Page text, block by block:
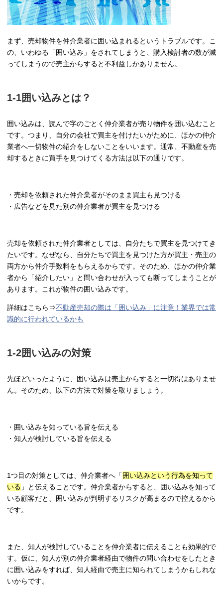
まず、売却物件を仲介業者に囲い込まれるというトラブルです。こ
の、いわゆる「囲い込み」をされてしまうと、購入検討者の数が減
ってしまうので売主からすると不利益しかありません。
1-1囲い込みとは？
囲い込みは、読んで字のごとく仲介業者が売り物件を囲い込むこと
です。つまり、自分の会社で買主を付けたいがために、ほかの仲介
業者へ一切物件の紹介をしないことをいいます。通常、不動産を売
却するときに買手を見つけてくる方法は以下の通りです。
・売却を依頼された仲介業者がそのまま買主も見つける
・広告などを見た別の仲介業者が買主を見つける
売却を依頼された仲介業者としては、自分たちで買主を見つけてき
たいです。なぜなら、自分たちで買主を見つけた方が買主・売主の
両方から仲介手数料をもらえるからです。そのため、ほかの仲介業
者から「紹介したい」と問い合わせが入っても断ってしまうことが
あります。これが物件の囲い込みです。
詳細はこちら⇒不動産売却の際は「囲い込み」に注意！業界では常
識的に行われているかも
1-2囲い込みの対策
先ほどいったように、囲い込みは売主からすると一切得はありませ
ん。そのため、以下の方法で対策を取りましょう。
・囲い込みを知っている旨を伝える
・知人が検討している旨を伝える
1つ目の対策としては、仲介業者へ「囲い込みという行為を知って
いる 」と伝えることです。仲介業者からすると、囲い込みを知って
いる顧客だと、囲い込みが判明するリスクが高まるので控えるから
です。
また、知人が検討していることを仲介業者に伝えることも効果的で
す。仮に、知人が別の仲介業者経由で物件の問い合わせをしたとき
に囲い込みをすれば、知人経由で売主に知られてしまうかもしれな
いからです。